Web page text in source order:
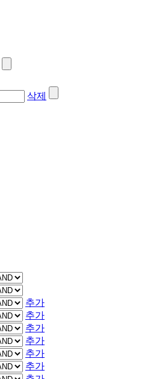
삭제
추가
추가
추가
추가
추가
추가